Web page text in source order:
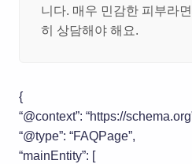
니다. 매우 민감한 피부라
히 상담해야 해요.
{
“@context”: “https://
“@type”: “FAQPage”,
“mainEntity”: [